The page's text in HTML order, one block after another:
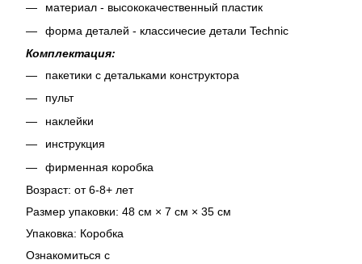
материал - высококачественный пластик
форма деталей - классичесие детали Technic
Комплектация:
пакетики с детальками конструктора
пульт
наклейки
инструкция
фирменная коробка
Возраст: от 6-8+ лет
Размер упаковки: 48 см × 7 см × 35 см
Упаковка: Коробка
Ознакомиться с